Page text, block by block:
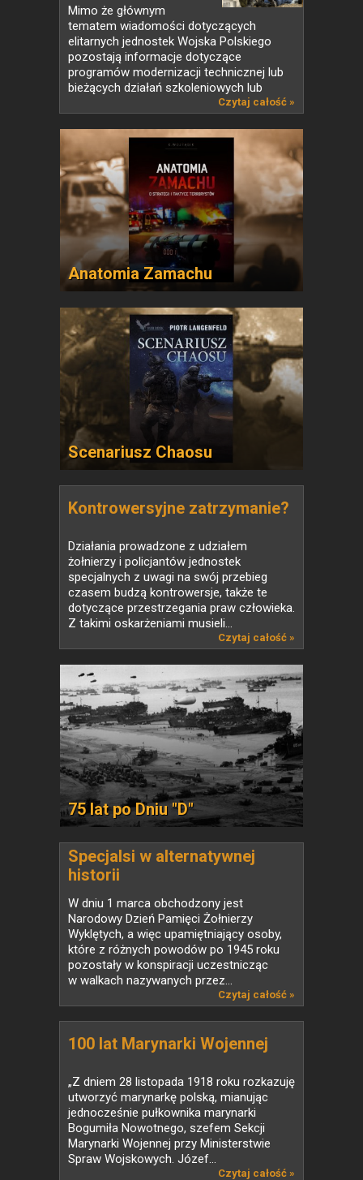
Mimo że głównym
tematem wiadomości dotyczących
elitarnych jednostek Wojska Polskiego
pozostają informacje dotyczące
programów modernizacji technicznej lub
bieżących działań szkoleniowych lub
Czytaj całość »
Anatomia Zamachu
Scenariusz Chaosu
Kontrowersyjne zatrzymanie?
Działania prowadzone z udziałem
żołnierzy i policjantów jednostek
specjalnych z uwagi na swój przebieg
czasem budzą kontrowersje, także te
dotyczące przestrzegania praw człowieka.
Z takimi oskarżeniami musieli...
Czytaj całość »
75 lat po Dniu "D"
Specjalsi w alternatywnej
historii
W dniu 1 marca obchodzony jest
Narodowy Dzień Pamięci Żołnierzy
Wyklętych, a więc upamiętniający osoby,
które z różnych powodów po 1945 roku
pozostały w konspiracji uczestnicząc
w walkach nazywanych przez...
Czytaj całość »
100 lat Marynarki Wojennej
„Z dniem 28 listopada 1918 roku rozkazuję
utworzyć marynarkę polską, mianując
jednocześnie pułkownika marynarki
Bogumiła Nowotnego, szefem Sekcji
Marynarki Wojennej przy Ministerstwie
Spraw Wojskowych. Józef...
Czytaj całość »